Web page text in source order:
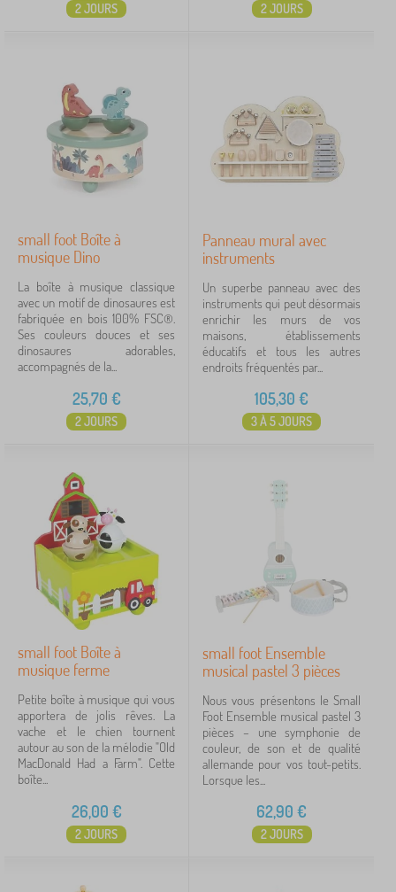
2 JOURS 2 JOURS
small foot Boîte à
musique Dino
La boîte à musique classique
avec un motif de dinosaures est
fabriquée en bois 100% FSC®.
Ses couleurs douces et ses
dinosaures adorables,
accompagnés de la...
25,70 €
2 JOURS
Panneau mural avec
instruments
Un superbe panneau avec des
instruments qui peut désormais
enrichir les murs de vos
maisons, établissements
éducatifs et tous les autres
endroits fréquentés par...
105,30 €
3 À 5 JOURS
small foot Boîte à
musique ferme
Petite boîte à musique qui vous
apportera de jolis rêves. La
vache et le chien tournent
autour au son de la mélodie "Old
MacDonald Had a Farm". Cette
boîte...
26,00 €
2 JOURS
small foot Ensemble
musical pastel 3 pièces
Nous vous présentons le Small
Foot Ensemble musical pastel 3
pièces – une symphonie de
couleur, de son et de qualité
allemande pour vos tout-petits.
Lorsque les...
62,90 €
2 JOURS